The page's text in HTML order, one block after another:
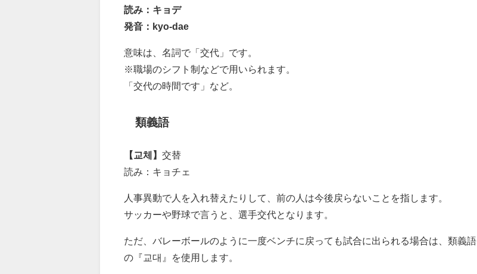
読み：キョデ
発音：kyo-dae
意味は、名詞で「交代」です。
※職場のシフト制などで用いられます。
「交代の時間です」など。
類義語
【교체】 交替
読み：キョチェ
人事異動で人を入れ替えたりして、前の人は今後戻らないことを指します。
サッカーや野球で言うと、選手交代となります。
ただ、バレーボールのように一度ベンチに戻っても試合に出られる場合は、類義語
の『교대』を使用します。